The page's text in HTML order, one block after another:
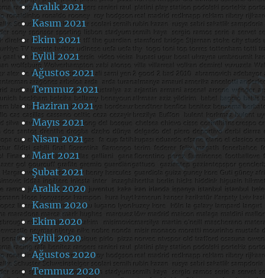
Aralık 2021
Kasım 2021
Ekim 2021
Eylül 2021
Ağustos 2021
Temmuz 2021
Haziran 2021
Mayıs 2021
Nisan 2021
Mart 2021
Şubat 2021
Aralık 2020
Kasım 2020
Ekim 2020
Eylül 2020
Ağustos 2020
Temmuz 2020